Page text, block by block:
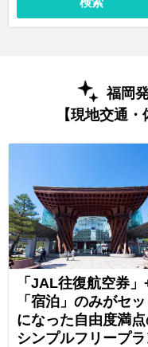
福岡
【現地交通
「JAL往復航空券」
「宿泊」のみがセッ
になった自由度満
シンプルフリープ